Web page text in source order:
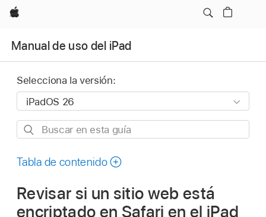
Apple
Manual de uso del iPad
Selecciona la versión:
Buscar
esta
Tabla de contenido
Revisar si un sitio web está
encriptado en Safari en el iPad